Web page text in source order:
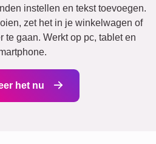
instellen en tekst toevoegen.
zet het in je winkelwagen of
te gaan. Werkt op pc, tablet en
het nu